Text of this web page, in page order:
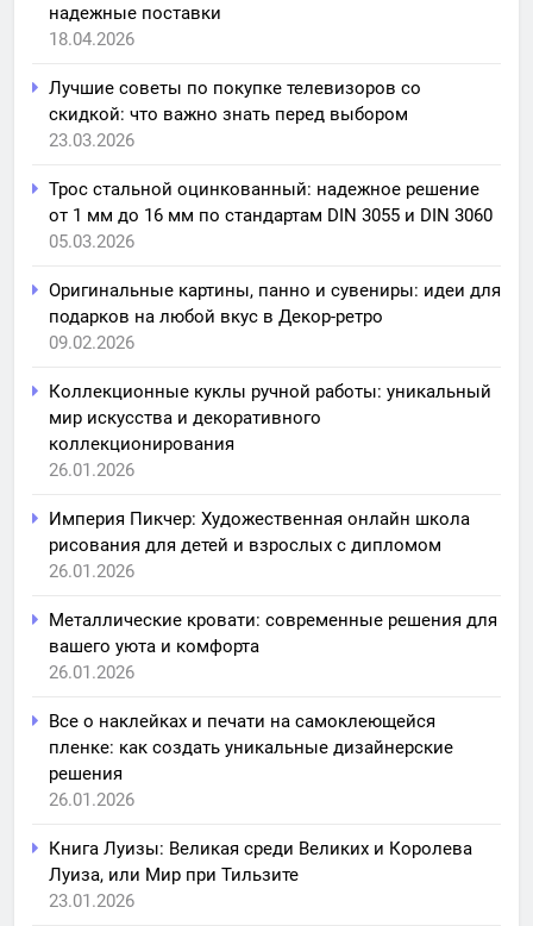
надежные поставки
18.04.2026
Лучшие советы по покупке телевизоров со
скидкой: что важно знать перед выбором
23.03.2026
Трос стальной оцинкованный: надежное решение
от 1 мм до 16 мм по стандартам DIN 3055 и DIN 3060
05.03.2026
Оригинальные картины, панно и сувениры: идеи для
подарков на любой вкус в Декор-ретро
09.02.2026
Коллекционные куклы ручной работы: уникальный
мир искусства и декоративного
коллекционирования
26.01.2026
Империя Пикчер: Художественная онлайн школа
рисования для детей и взрослых с дипломом
26.01.2026
Металлические кровати: современные решения для
вашего уюта и комфорта
26.01.2026
Все о наклейках и печати на самоклеющейся
пленке: как создать уникальные дизайнерские
решения
26.01.2026
Книга Луизы: Великая среди Великих и Королева
Луиза, или Мир при Тильзите
23.01.2026